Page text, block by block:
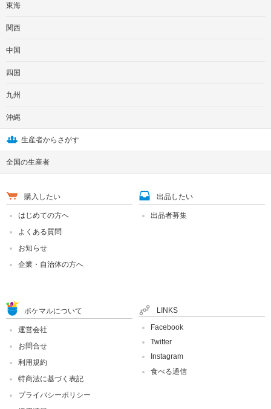
東海
関西
中国
四国
九州
沖縄
生産者からさがす
全国の生産者
購入したい
はじめての方へ
よくある質問
お知らせ
企業・自治体の方へ
出品したい
出品者募集
ポケマルについて
運営会社
お問合せ
利用規約
特商法に基づく表記
プライバシーポリシー
LINKS
Facebook
Twitter
Instagram
食べる通信